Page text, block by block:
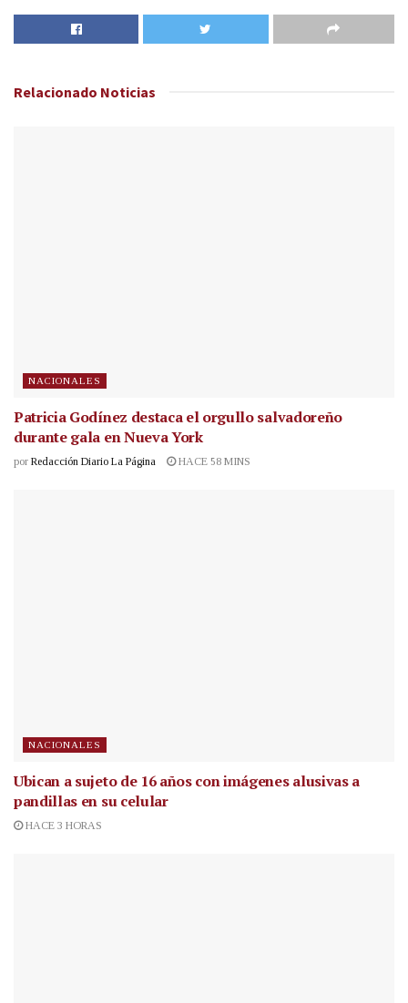
Relacionado Noticias
NACIONALES
Patricia Godínez destaca el orgullo salvadoreño
durante gala en Nueva York
por Redacción Diario La Página HACE 58 MINS
NACIONALES
Ubican a sujeto de 16 años con imágenes alusivas a
pandillas en su celular
HACE 3 HORAS